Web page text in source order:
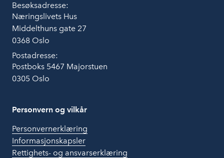
Besøksadresse:
Næringslivets Hus
Middelthuns gate 27
0368 Oslo
Postadresse:
Postboks 5467 Majorstuen
0305 Oslo
Personvern og vilkår
Personvernerklæring
Informasjonskapsler
Rettighets- og ansvarserklæring